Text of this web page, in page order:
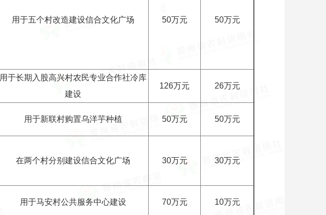
用于五个村改造建设信合文化广场 50万元 50万元
用于长期入股高兴村农民专业合作社冷库
建设
126万元 26万元
用于新联村购置乌洋芋种植 50万元 50万元
在两个村分别建设信合文化广场 30万元 30万元
用于马安村公共服务中心建设 70万元 10万元